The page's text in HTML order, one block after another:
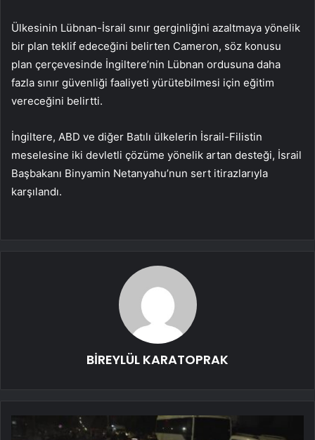
Ülkesinin Lübnan-İsrail sınır gerginliğini azaltmaya yönelik
bir plan teklif edeceğini belirten Cameron, söz konusu
plan çerçevesinde İngiltere’nin Lübnan ordusuna daha
fazla sınır güvenliği faaliyeti yürütebilmesi için eğitim
vereceğini belirtti.
İngiltere, ABD ve diğer Batılı ülkelerin İsrail-Filistin
meselesine iki devletli çözüme yönelik artan desteği, İsrail
Başbakanı Binyamin Netanyahu’nun sert itirazlarıyla
karşılandı.
BİREYLÜL KARATOPRAK